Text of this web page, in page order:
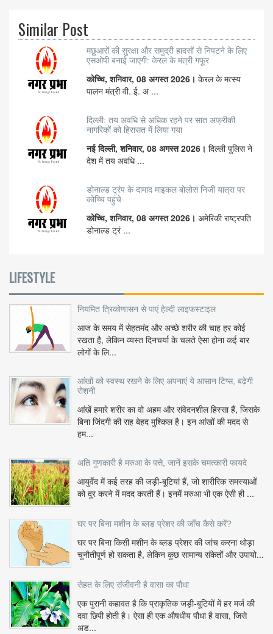
Similar Post
मछुआरों की सुरक्षा और समुद्री हादसों से निपटने के लिए
एसओपी बनाई जाएगी: केरल के मंत्री गफूर
कोच्चि, शनिवार, 08 अगस्त 2026। केरल के मत्स्य
पालन मंत्री वी. ई. अ ...
दिल्ली: तय अवधि से अधिक रहने पर सात अफ्रीकी
नागरिकों को हिरासत में लिया गया
नई दिल्ली, शनिवार, 08 अगस्त 2026। दिल्ली पुलिस ने
देश में तय अवधि ...
डोनाल्ड ट्रंप के दामाद माइकल बोलोस निजी यात्रा पर
कोच्चि पहुंचे
कोच्चि, शनिवार, 08 अगस्त 2026। अमेरिकी राष्ट्रपति
डोनाल्ड ट्रं ...
LIFESTYLE
नियमित त्रिकोणासन से पाएं हेल्दी लाइफस्टाइल
आज के समय में सेहतमंद और अच्छे शरीर की चाह हर कोई
रखता है, लेकिन व्यस्त दिनचर्या के चलते ऐसा होना कई बार
लोगों के लि...
आंखों को स्वस्थ रखने के लिए अपनाएं ये आसान टिप्स, बढ़ेगी
रोशनी
आंखें हमारे शरीर का वो अहम और संवेदनशील हिस्सा हैं, जिसके
बिना जिंदगी की राह बेहद मुश्किल है। इन आंखों की मदद से
हम...
अति गुणकारी है मरुआ के पत्ते, जानें इसके चमत्कारी फायदे
आयुर्वेद में कई तरह की जड़ी-बूटियां हैं, जो शारीरिक समस्याओं
को दूर करने में मदद करती हैं। इनमें मरुआ भी एक ऐसी ही ...
घर पर बिना मशीन के ब्लड प्रेशर की जाँच कैसे करें?
घर पर बिना किसी मशीन के ब्लड प्रेशर की जांच करना थोड़ा
चुनौतीपूर्ण हो सकता है, लेकिन कुछ सामान्य संकेतों और उपायो...
सेहत के लिए संजीवनी है वासा का पौधा
एक पुरानी कहावत है कि प्राकृतिक जड़ी-बूटियों में हर मर्ज की
दवा छिपी होती है। ऐसा ही एक औषधीय पौधा है वासा, जिसे
अड...